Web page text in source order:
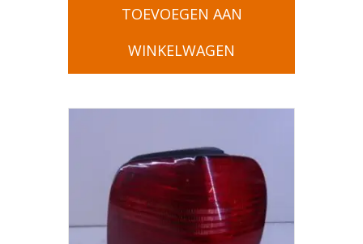
TOEVOEGEN AAN
WINKELWAGEN